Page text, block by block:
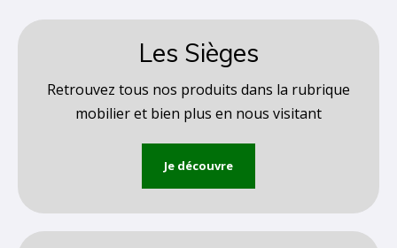
Les Sièges
Retrouvez tous nos produits dans la rubrique
mobilier et bien plus en nous visitant
Je découvre